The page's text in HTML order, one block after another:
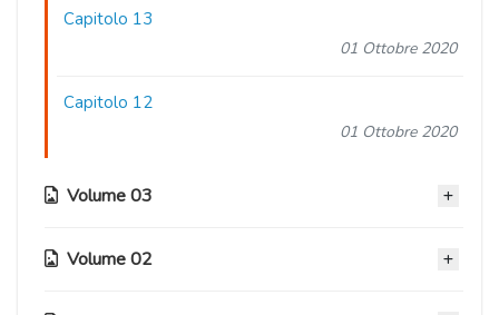
Capitolo 13
01 Ottobre 2020
Capitolo 12
01 Ottobre 2020
Volume 03
Capitolo 11
Volume 02